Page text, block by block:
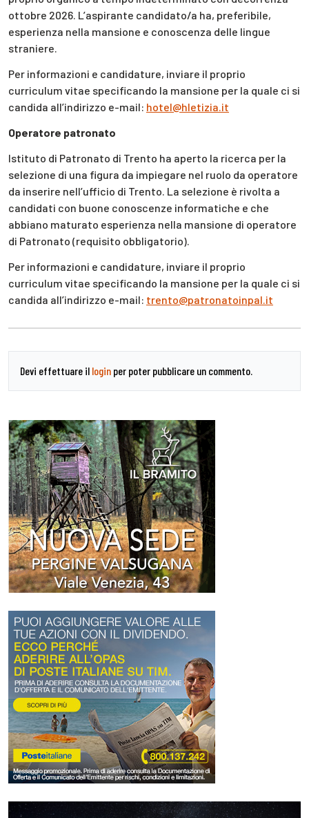
ottobre 2026. L’aspirante candidato/a ha, preferibile,
esperienza nella mansione e conoscenza delle lingue
straniere.
Per informazioni e candidature, inviare il proprio
curriculum vitae specificando la mansione per la quale ci si
candida all’indirizzo e-mail: hotel@hletizia.it
Operatore patronato
Istituto di Patronato di Trento ha aperto la ricerca per la
selezione di una figura da impiegare nel ruolo da operatore
da inserire nell’ufficio di Trento. La selezione è rivolta a
candidati con buone conoscenze informatiche e che
abbiano maturato esperienza nella mansione di operatore
di Patronato (requisito obbligatorio).
Per informazioni e candidature, inviare il proprio
curriculum vitae specificando la mansione per la quale ci si
candida all’indirizzo e-mail: trento@patronatoinpal.it
Devi effettuare il login per poter pubblicare un commento.